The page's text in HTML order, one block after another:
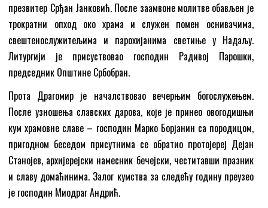
презвитер Срђан Јанковић. После заамвоне молитве обављен је
трократни опход око храма и служен помен оснивачима,
свештенослужитељима и парохијанима светиње у Надаљу.
Литургији је присуствовао господин Радивој Парошки,
председник Општине Србобран.
Прота Драгомир је началствовао вечерњим богослужењем.
После узношења славских дарова, које је принео овогодишњи
кум храмовне славе – господин Марко Борјанин са породицом,
пригодном беседом присутнима се обратио протојереј Дејан
Станојев, архијерејски намесник бечејски, честитавши празник
и славу домаћинима. Залог кумства за следећу годину преузео
је господин Миодраг Андрић.